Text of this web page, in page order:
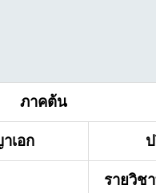
ภาคต้น
เอก
รายวิช